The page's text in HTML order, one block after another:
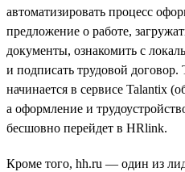
автоматизировать процесс
предложение о работе,
документы, ознакомить с
и подписать трудовой договор.
начинается в сервисе Talantix
а оформление и
бесшовно перейдет в HRlink.
Кроме того, hh.ru — один из